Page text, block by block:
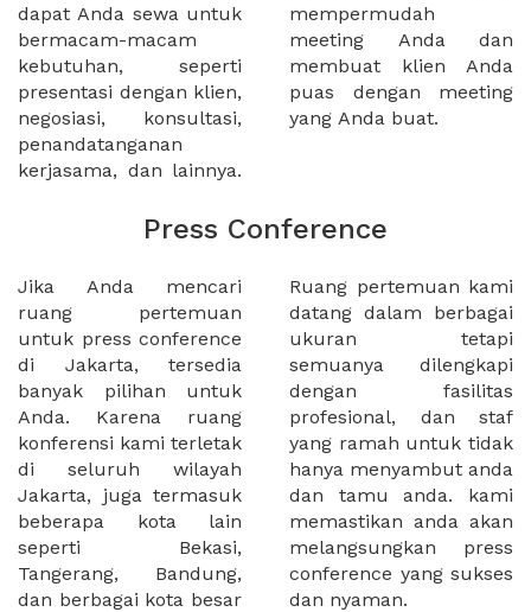
dapat Anda sewa untuk
bermacam-macam
kebutuhan, seperti
presentasi dengan klien,
negosiasi, konsultasi,
penandatanganan
kerjasama, dan lainnya.
mempermudah
meeting Anda dan
membuat klien Anda
puas dengan meeting
yang Anda buat.
Press Conference
Jika Anda mencari
ruang pertemuan
untuk press conference
di Jakarta, tersedia
banyak pilihan untuk
Anda. Karena ruang
konferensi kami terletak
di seluruh wilayah
Jakarta, juga termasuk
beberapa kota lain
seperti Bekasi,
Tangerang, Bandung,
dan berbagai kota besar
Ruang pertemuan kami
datang dalam berbagai
ukuran tetapi
semuanya dilengkapi
dengan fasilitas
profesional, dan staf
yang ramah untuk tidak
hanya menyambut anda
dan tamu anda. kami
memastikan anda akan
melangsungkan press
conference yang sukses
dan nyaman.